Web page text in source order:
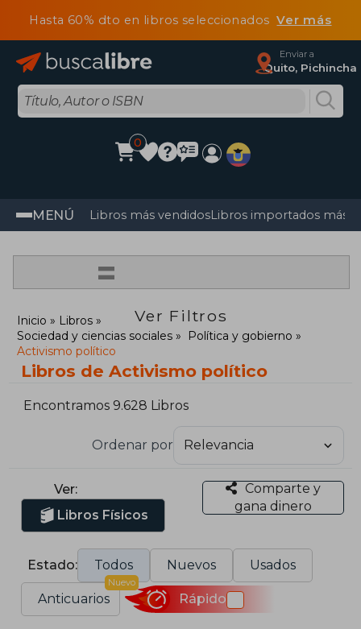
Hasta 60% dto en libros seleccionadosVer más
Enviar a
Quito, Pichincha
0
MENÚ Libros más vendidosLibros importados más
=
Ver Filtros
Inicio
Libros
Sociedad y ciencias sociales
Política y gobierno
Activismo político
Libros de Activismo político
Encontramos 9.628 Libros
Ordenar por
Ver:
Libros Físicos
Comparte y
gana dinero
Estado: Todos Nuevos Usados
Anticuarios
Nuevo
Rápido